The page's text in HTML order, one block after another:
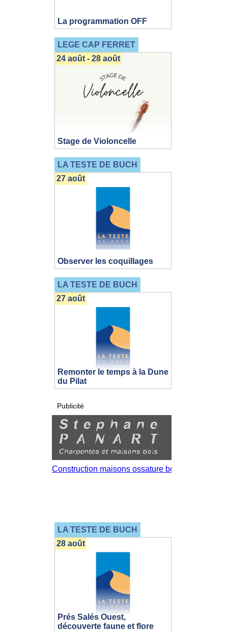
La programmation OFF
LEGE CAP FERRET
Stage de Violoncelle
24 août - 28 août
LA TESTE DE BUCH
Observer les coquillages
27 août
LA TESTE DE BUCH
Remonter le temps à la Dune
du Pilat
27 août
Publicité
LA TESTE DE BUCH
Prés Salés Ouest,
découverte faune et flore
28 août